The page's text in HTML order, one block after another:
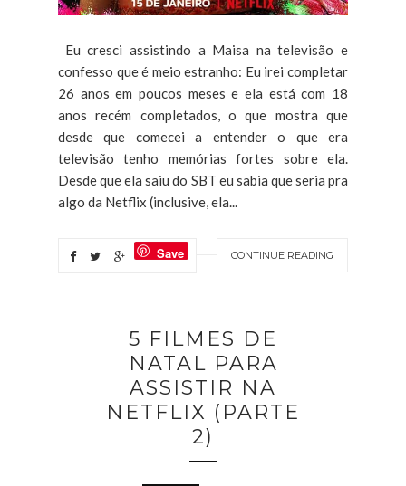
Eu cresci assistindo a Maisa na televisão e
confesso que é meio estranho: Eu irei completar
26 anos em poucos meses e ela está com 18
anos recém completados, o que mostra que
desde que comecei a entender o que era
televisão tenho memórias fortes sobre ela.
Desde que ela saiu do SBT eu sabia que seria pra
algo da Netflix (inclusive, ela...
CONTINUE READING
Save
5 FILMES DE
NATAL PARA
ASSISTIR NA
NETFLIX (PARTE
2)